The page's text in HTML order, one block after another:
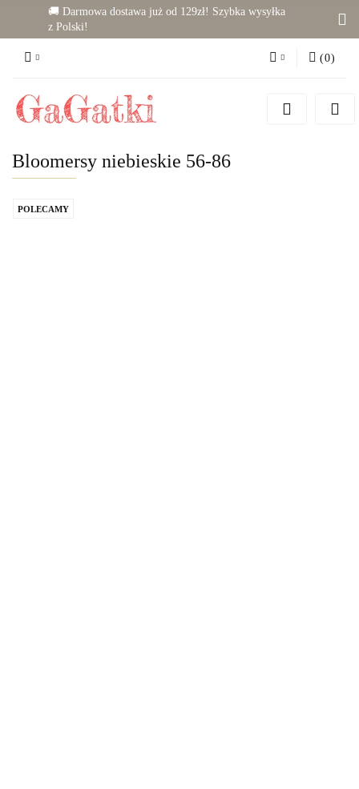
🚚 Darmowa dostawa już od 129zł! Szybka wysyłka
z Polski!
Zaloguj się
Zgody cookies
(0)
Bloomersy niebieskie 56-86
POLECAMY